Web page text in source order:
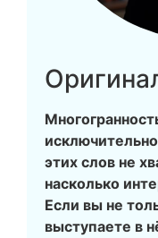
этих слов не
насколько
Если вы не
выступаете в